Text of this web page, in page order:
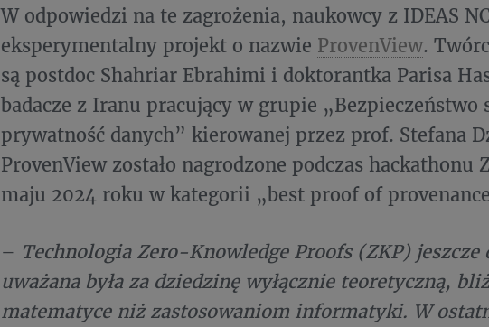
W odpowiedzi na te zagrożenia, naukowcy z IDEAS
eksperymentalny projekt o nazwie ProvenView.
są postdoc Shahriar Ebrahimi i doktorantka Parisa
badacze z Iranu pracujący w grupie „Bezpieczeństwo
prywatność danych” kierowanej przez prof. Stefana
ProvenView zostało nagrodzone podczas hackathonu
maju 2024 roku w kategorii „best proof of
– Technologia Zero-Knowledge Proofs (ZKP) jeszcze
uważana była za dziedzinę wyłącznie teoretyczną,
matematyce niż zastosowaniom informatyki. W